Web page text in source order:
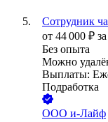
Сотрудник
от 44 000 ₽
Без опыта
Можно
Выплаты:
Подработка
ООО и-Лайф